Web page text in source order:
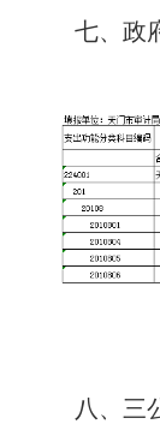
七、政
八、三